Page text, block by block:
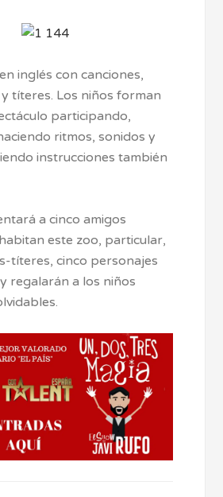
inglés con canciones,
títeres. Los niños forman
participando,
ritmos, sonidos y
instrucciones también
a cinco amigos
este zoo, particular,
títeres, cinco personajes
regalarán a los niños